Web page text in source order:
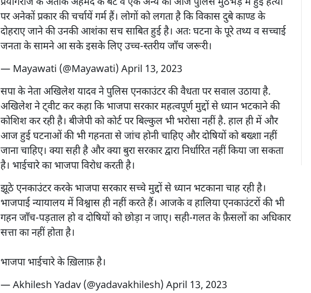
प्रयागराज के अतीक अहमद के बेटे व एक अन्य की आज पुलिस मुठभेड़ में हुई हत्या
पर अनेकों प्रकार की चर्चायें गर्म हैं। लोगों को लगता है कि विकास दुबे काण्ड के
दोहराए जाने की उनकी आशंका सच साबित हुई है। अतः घटना के पूरे तथ्य व सच्चाई
जनता के सामने आ सके इसके लिए उच्च-स्तरीय जाँच जरूरी।
— Mayawati (@Mayawati) April 13, 2023
सपा के नेता अखिलेश यादव ने पुलिस एनकाउंटर की वैधता पर सवाल उठाया है.
अखिलेश ने ट्वीट कर कहा कि भाजपा सरकार महत्वपूर्ण मुद्दों से ध्यान भटकाने की
कोशिश कर रही है। बीजेपी को कोर्ट पर बिल्कुल भी भरोसा नहीं है. हाल ही में और
आज हुई घटनाओं की भी गहनता से जांच होनी चाहिए और दोषियों को बख्शा नहीं
जाना चाहिए। क्या सही है और क्या बुरा सरकार द्वारा निर्धारित नहीं किया जा सकता
है। भाईचारे का भाजपा विरोध करती है।
झूठे एनकाउंटर करके भाजपा सरकार सच्चे मुद्दों से ध्यान भटकाना चाह रही है।
भाजपाई न्यायालय में विश्वास ही नहीं करते हैं। आजके व हालिया एनकाउंटरों की भी
गहन जाँच-पड़ताल हो व दोषियों को छोड़ा न जाए। सही-गलत के फ़ैसलों का अधिकार
सत्ता का नहीं होता है।
भाजपा भाईचारे के ख़िलाफ़ है।
— Akhilesh Yadav (@yadavakhilesh) April 13, 2023